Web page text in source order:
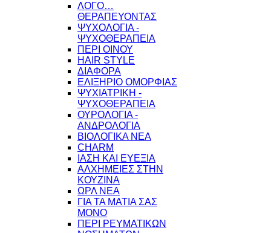
ΛΟΓΟ…
ΘΕΡΑΠΕΥΟΝΤΑΣ
ΨΥΧΟΛΟΓΙΑ -
ΨΥΧΟΘΕΡΑΠΕΙΑ
ΠΕΡΙ ΟΙΝΟΥ
HAIR STYLE
ΔΙΑΦΟΡΑ
ΕΛΙΞΗΡΙΟ ΟΜΟΡΦΙΑΣ
ΨΥΧΙΑΤΡΙΚΗ -
ΨΥΧΟΘΕΡΑΠΕΙΑ
ΟΥΡΟΛΟΓΙΑ -
ΑΝΔΡΟΛΟΓΙΑ
ΒΙΟΛΟΓΙΚΑ ΝΕΑ
CHARM
ΙΑΣΗ ΚΑΙ ΕΥΕΞΙΑ
ΑΛΧΗΜΕΙΕΣ ΣΤΗΝ
ΚΟΥΖΙΝΑ
ΩΡΛ ΝEA
ΓΙΑ ΤΑ ΜΑΤΙΑ ΣΑΣ
ΜΟΝΟ
ΠΕΡΙ ΡΕΥΜΑΤΙΚΩΝ